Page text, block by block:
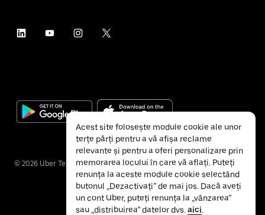
© 2026 Uber Technologies Inc.
Acest site folosește module cookie ale unor
terțe părți pentru a vă afișa reclame
relevante și pentru a oferi personalizare prin
memorarea locului în care vă aflați. Puteți
renunța la aceste module cookie selectând
butonul „Dezactivați” de mai jos. Dacă aveți
un cont Uber, puteți renunța la „vânzarea”
sau „distribuirea” datelor dvs. aici.